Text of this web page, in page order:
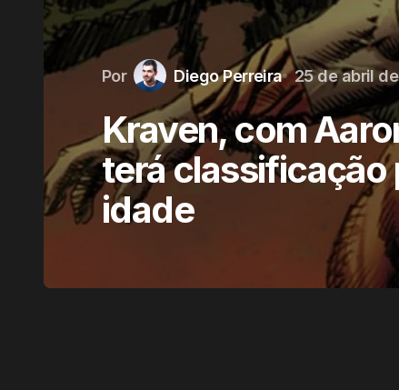
Por Diego Perreira 25 de abril
Kraven, com
terá classificação
idade